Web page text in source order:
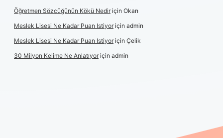
Öğretmen Sözcüğünün Kökü Nediriçin Okan
Meslek Lisesi Ne Kadar Puan Istiyoriçin admin
Meslek Lisesi Ne Kadar Puan Istiyoriçin Çelik
30 Milyon Kelime Ne Anlatıyoriçin admin
elexbetgiris.org